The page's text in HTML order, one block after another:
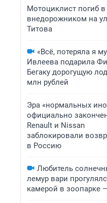
Мотоциклист погиб
внедорожником на
Титова
«Всё, потеряла я
Ивлеева подарила
Бегаку дорогущую
млн рублей
Эра «нормальных
официально
Renault и Nissan
заблокировали
в Россию
Любитель
лемур вари
камерой в зоопарке